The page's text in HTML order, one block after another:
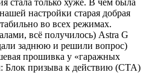
настройки старая добрая
во всех режимах.
всё получилось) Astra G
заднюю и решили вопрос)
прошивка у «гаражных
Блок призыва к действию (CTA)